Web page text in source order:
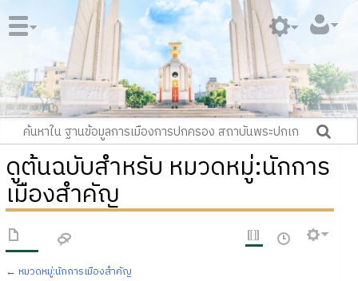
ดูต้นฉบับสำหรับ หมวดหมู่:นักการ
เมืองสำคัญ
← หมวดหมู่:นักการเมืองสำคัญ